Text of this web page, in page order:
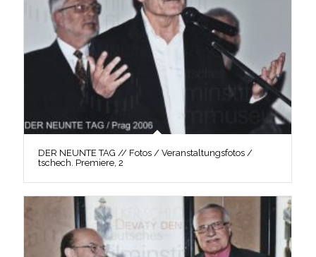
DER NEUNTE TAG // Fotos / Veranstaltungsfotos /
tschech. Premiere, 2